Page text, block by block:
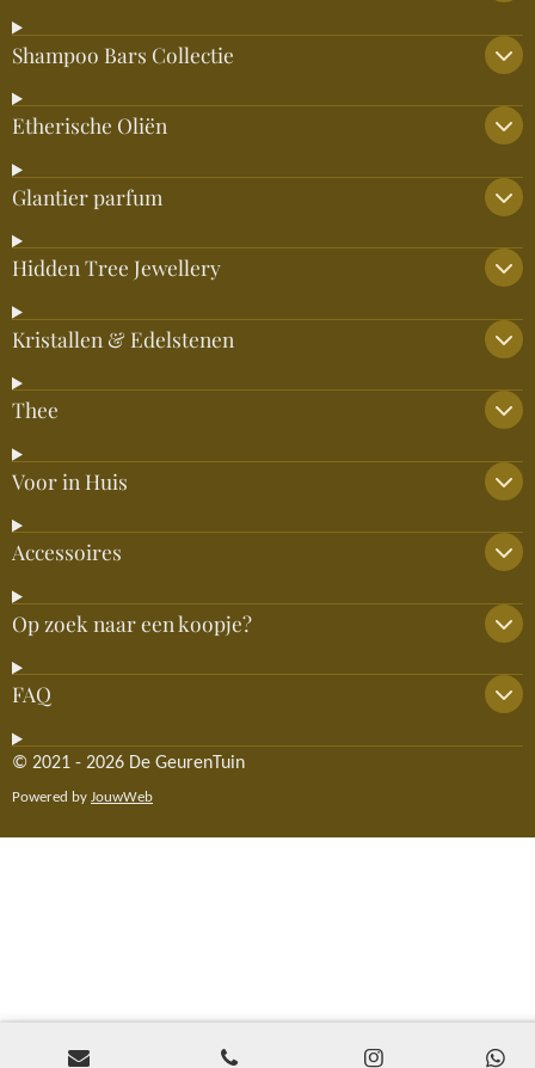
Shampoo Bars Collectie
Etherische Oliën
Glantier parfum
Hidden Tree Jewellery
Kristallen & Edelstenen
Thee
Voor in Huis
Accessoires
Op zoek naar een koopje?
FAQ
© 2021 - 2026 De GeurenTuin
Powered by JouwWeb